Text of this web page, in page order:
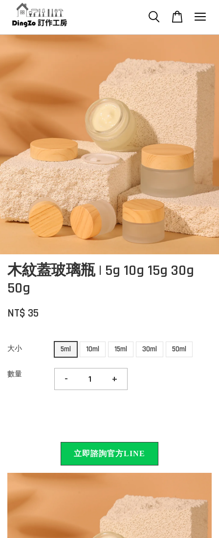
木紋蓋玻璃瓶 | 5g 10g 15g 30g
50g
NT$ 35
大小 5ml 10ml 15ml 30ml 50ml
數量 - +
立即諮詢官方LINE